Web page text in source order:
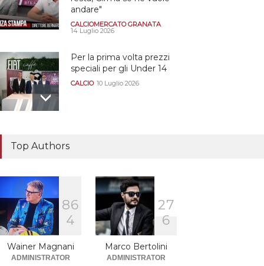
andare"
CALCIOMERCATO GRANATA
14 Luglio 2026
Per la prima volta prezzi
speciali per gli Under 14
CALCIO 10 Luglio 2026
Sono solo sette le
squadre che sono state
promosse la stagione
successiva alla
retrocessione
Top Authors
86
4
Wainer Magnani
ADMINISTRATOR
27
6
Marco Bertolini
ADMINISTRATOR